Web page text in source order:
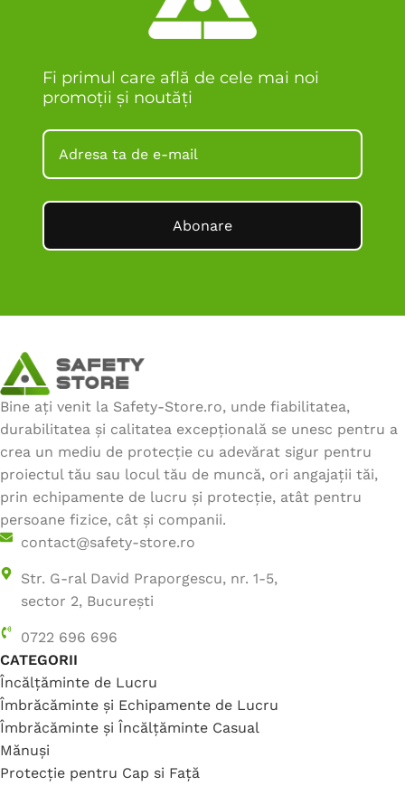
Fi primul care află de cele mai noi
promoții și noutăți
Abonare
Bine ați venit la Safety-Store.ro, unde fiabilitatea,
durabilitatea și calitatea excepțională se unesc pentru a
crea un mediu de protecție cu adevărat sigur pentru
proiectul tău sau locul tău de muncă, ori angajații tăi,
prin echipamente de lucru și protecție, atât pentru
persoane fizice, cât și companii.
contact@safety-store.ro
Str. G-ral David Praporgescu, nr. 1-5,
sector 2, București
0722 696 696
CATEGORII
Încălțăminte de Lucru
Îmbrăcăminte și Echipamente de Lucru
Îmbrăcăminte și Încălțăminte Casual
Mănuși
Protecție pentru Cap si Față